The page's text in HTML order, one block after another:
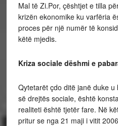
Mal të Zi.Por, çështjet e tilla
krizën ekonomike ku varfëria
proces për një numër të
këtë mjedis.
Kriza sociale dëshmi e
Qytetarët çdo ditë janë duke
së drejtës sociale, është
realiteti është tjetër fare. Në
pritur se nga 21 maji i vitit